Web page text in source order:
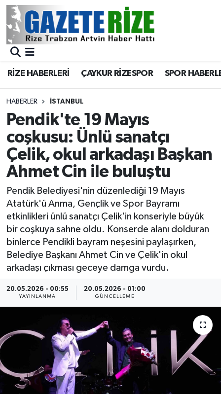
RİZE HABERLERİ ÇAYKUR RİZESPOR SPOR
HABERLER İSTANBUL
Pendik'te 19 Mayıs
coşkusu: Ünlü sanatçı
Çelik, okul arkadaşı Başkan
Ahmet Cin ile buluştu
Pendik Belediyesi'nin düzenlediği 19 Mayıs
Atatürk'ü Anma, Gençlik ve Spor Bayramı
etkinlikleri ünlü sanatçı Çelik'in konseriyle büyük
bir coşkuya sahne oldu. Konserde alanı dolduran
binlerce Pendikli bayram neşesini paylaşırken,
Belediye Başkanı Ahmet Cin ve Çelik'in okul
arkadaşı çıkması geceye damga vurdu.
20.05.2026 - 00:55
YAYINLANMA
20.05.2026 - 01:00
GÜNCELLEME
BÖLGEMİZ
Asayiş
Rize Jandarma Komutanlığı
Bilim Teknoloji
Bölge
Advertising news
Canlı Maç
ÇEVRE
Dış Haberler
Dünya
EKONOMİ
English News
Finans
Merkez Nöbetçi Eczaneler
Merkez Trafik Yoğunluk Haritası
Süper Lig Puan Durumu ve Fikstür
Tüm Manşetler
Son Dakika Haberleri
Haber Arşivi